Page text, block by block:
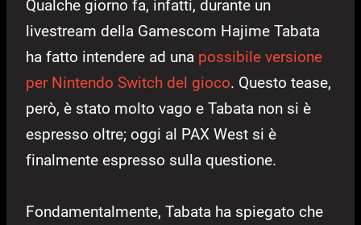
Qualche giorno fa, infatti, durante un
livestream della Gamescom Hajime Tabata
ha fatto intendere ad una possibile versione
per Nintendo Switch del gioco. Questo tease,
però, è stato molto vago e Tabata non si è
espresso oltre; oggi al PAX West si è
finalmente espresso sulla questione.
Fondamentalmente, Tabata ha spiegato che